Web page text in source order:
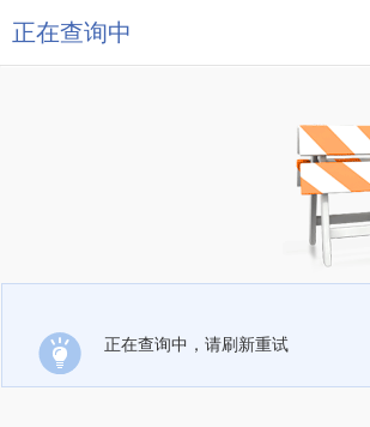
正在查询中
正在查询中，请刷新重试